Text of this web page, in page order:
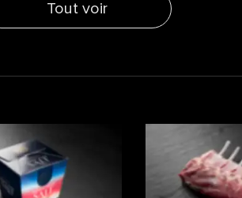
Tout voir